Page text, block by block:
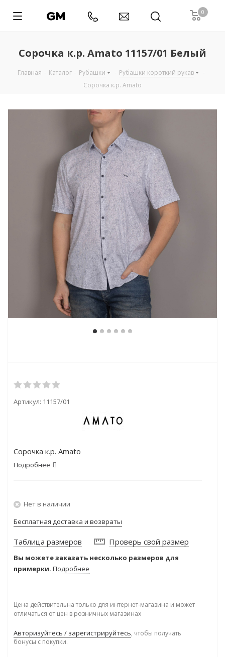
0
Сорочка к.р. Amato 11157/01 Белый
Главная - Каталог - Рубашки - Рубашки короткий рукав
-
Сорочка к.р. Amato
Артикул: 11157/01
Сорочка к.р. Amato
Подробнее
Нет в наличии
Бесплатная доставка и возвраты
Таблица размеров Проверь свой размер
Вы можете заказать несколько размеров для
примерки. Подробнее
Цена действительна только для интернет-магазина и может
отличаться от цен в розничных магазинах
Авторизуйтесь / зарегистрируйтесь, чтобы получать
бонусы с покупки.